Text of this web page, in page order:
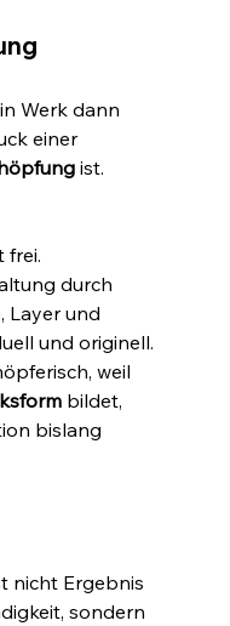
Werk dann
einer
ist.
frei.
durch
Layer und
und originell.
weil
bildet,
bislang
nicht Ergebnis
sondern